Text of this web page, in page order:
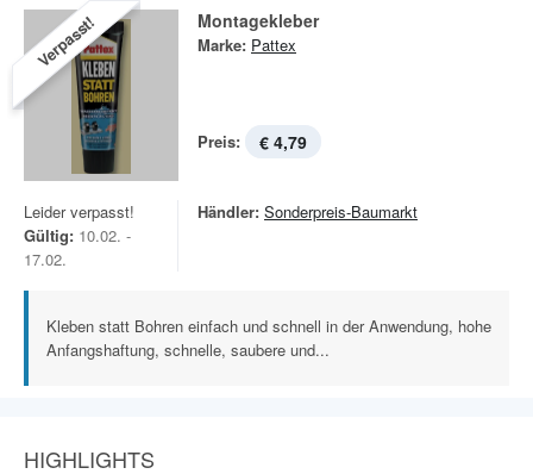
Verpasst! Montagekleber
Marke: Pattex
Preis: € 4,79
Leider verpasst!
Gültig: 10.02. -
17.02.
Händler: Sonderpreis-Baumarkt
Kleben statt Bohren einfach und schnell in der Anwendung, hohe
Anfangshaftung, schnelle, saubere und...
HIGHLIGHTS